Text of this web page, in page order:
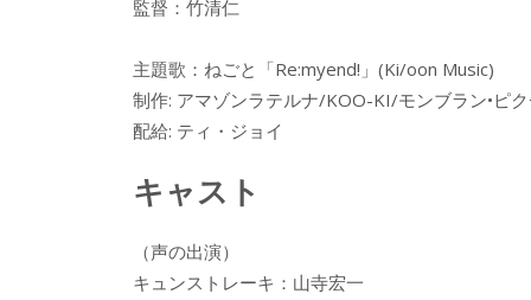
監督：竹清仁
主題歌：ねごと「Re:myend!」(Ki/oon Music)
制作: アマゾンラテルナ/KOO-KI/モンブラン•ピ
配給: ティ・ジョイ
キャスト
（声の出演）
キュンストレーキ：山寺宏一